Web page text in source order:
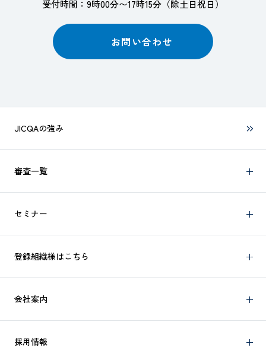
受付時間：9時00分〜17時15分（除土日祝日）
お問い合わせ
JICQAの強み
審査一覧
セミナー
登録組織様はこちら
会社案内
採用情報